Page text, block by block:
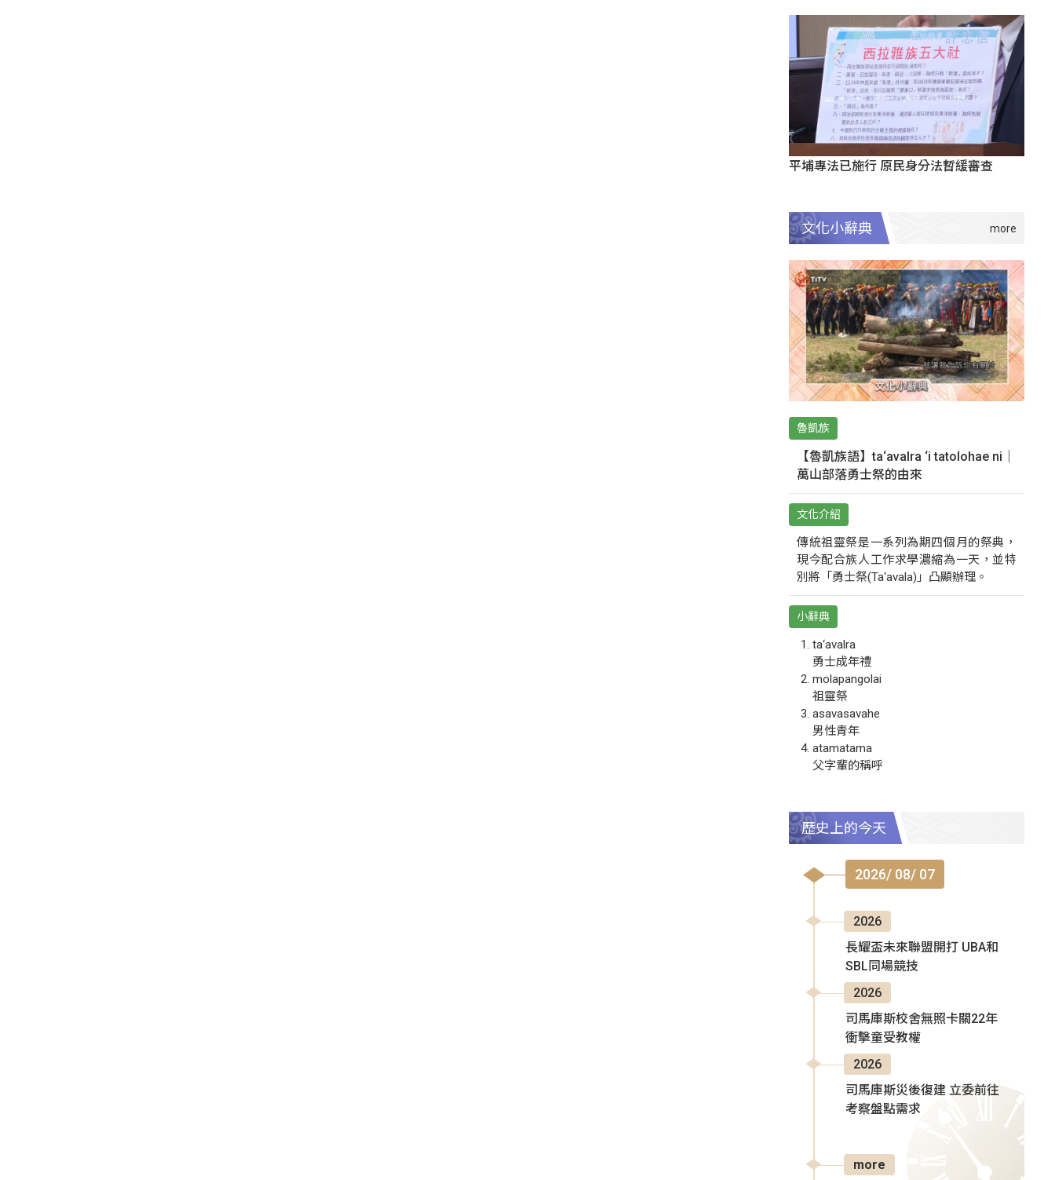
平埔專法已施行 原民身分法暫緩審查
文化小辭典
魯凱族
【魯凱族語】ta‘avalra ‘i tatolohae ni｜
萬山部落勇士祭的由來
文化介紹
傳統祖靈祭是一系列為期四個月的祭典，
現今配合族人工作求學濃縮為一天，並特
別將「勇士祭(Ta‘avala)」凸顯辦理。
小辭典
ta‘avalra
勇士成年禮
molapangolai
祖靈祭
asavasavahe
男性青年
atamatama
父字輩的稱呼
歷史上的今天
2026/ 08/ 07
2026
長耀盃未來聯盟開打 UBA和
SBL同場競技
2026
司馬庫斯校舍無照卡關22年
衝擊童受教權
2026
司馬庫斯災後復建 立委前往
考察盤點需求
more